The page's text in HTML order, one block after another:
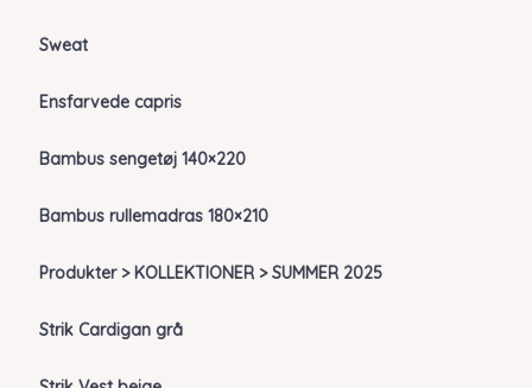
Sweat
Ensfarvede capris
Bambus sengetøj 140×220
Bambus rullemadras 180×210
Produkter > KOLLEKTIONER > SUMMER 2025
Strik Cardigan grå